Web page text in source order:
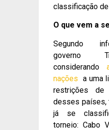
classificação
O que vem a
Segundo
governo
considerando
nações a uma
restrições de
desses países,
já se
torneio: Cabo